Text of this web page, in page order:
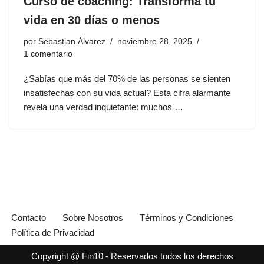
vida en 30 días o menos
por Sebastian Álvarez
noviembre 28, 2025
1 comentario
¿Sabías que más del 70% de las personas se sienten
insatisfechas con su vida actual? Esta cifra alarmante
revela una verdad inquietante: muchos …
Contacto Sobre Nosotros
Términos y Condiciones
Política de Privacidad
Copyright @ Fin10 - Reservados todos los derechos